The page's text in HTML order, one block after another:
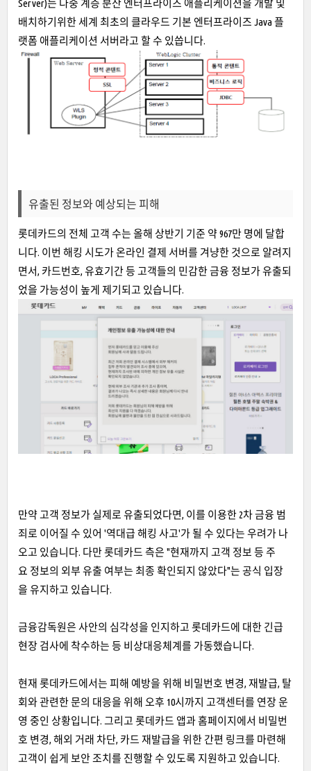
Server)는 다중 계층 분산 엔터프라이즈 애플리케이션을 개발 및
배치하기위한 세계 최초의 클라우드 기본 엔터프라이즈 Java 플
랫폼 애플리케이션 서버라고 할 수 있씁니다.
유출된 정보와 예상되는 피해
롯데카드의 전체 고객 수는 올해 상반기 기준 약 967만 명에 달합
니다. 이번 해킹 시도가 온라인 결제 서버를 겨냥한 것으로 알려지
면서, 카드번호, 유효기간 등 고객들의 민감한 금융 정보가 유출되
었을 가능성이 높게 제기되고 있습니다.
만약 고객 정보가 실제로 유출되었다면, 이를 이용한 2차 금융 범
죄로 이어질 수 있어 '역대급 해킹 사고'가 될 수 있다는 우려가 나
오고 있습니다. 다만 롯데카드 측은 "현재까지 고객 정보 등 주
요 정보의 외부 유출 여부는 최종 확인되지 않았다"는 공식 입장
을 유지하고 있습니다.
금융감독원은 사안의 심각성을 인지하고 롯데카드에 대한 긴급
현장 검사에 착수하는 등 비상대응체계를 가동했습니다.
현재 롯데카드에서는 피해 예방을 위해 비밀번호 변경, 재발급, 탈
회와 관련한 문의 대응을 위해 오후 10시까지 고객센터를 연장 운
영 중인 상황입니다. 그리고 롯데카드 앱과 홈페이지에서 비밀번
호 변경, 해외 거래 차단, 카드 재발급을 위한 간편 링크를 마련해
고객이 쉽게 보안 조치를 진행할 수 있도록 지원하고 있습니다.